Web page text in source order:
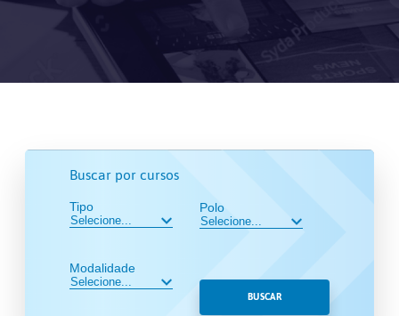
Buscar por cursos
Tipo
Modalidade
Polo
BUSCAR